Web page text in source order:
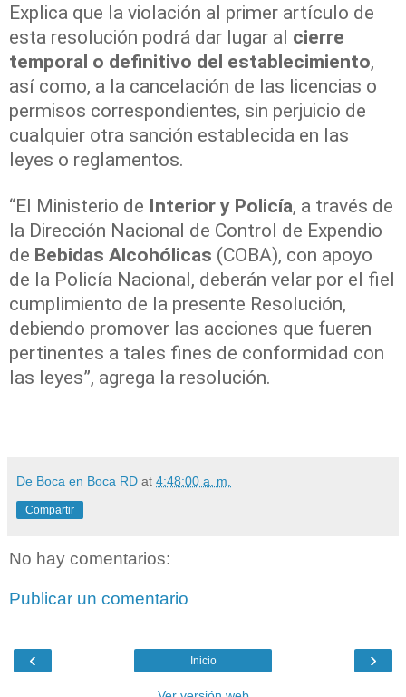
Explica que la violación al primer artículo de
esta resolución podrá dar lugar al cierre
temporal o definitivo del establecimiento,
así como, a la cancelación de las licencias o
permisos correspondientes, sin perjuicio de
cualquier otra sanción establecida en las
leyes o reglamentos.
“El Ministerio de Interior y Policía, a través de
la Dirección Nacional de Control de Expendio
de Bebidas Alcohólicas (COBA), con apoyo
de la Policía Nacional, deberán velar por el fiel
cumplimiento de la presente Resolución,
debiendo promover las acciones que fueren
pertinentes a tales fines de conformidad con
las leyes”, agrega la resolución.
De Boca en Boca RD at 4:48:00 a. m.
Compartir
No hay comentarios:
Publicar un comentario
‹ ›
Inicio